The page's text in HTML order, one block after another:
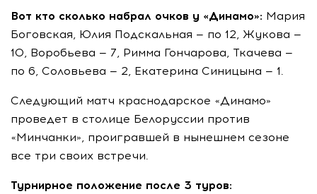
Вот кто сколько набрал очков у «Динамо»: Мария
Боговская, Юлия Подскальная — по 12, Жукова —
10, Воробьева — 7, Римма Гончарова, Ткачева —
по 6, Соловьева — 2, Екатерина Синицына — 1.
Следующий матч краснодарское «Динамо»
проведет в столице Белоруссии против
«Минчанки», проигравшей в нынешнем сезоне
все три своих встречи.
Турнирное положение после 3 туров: